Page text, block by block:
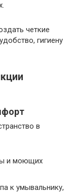
четкие
гигиену
в
и моющих
к умывальнику,